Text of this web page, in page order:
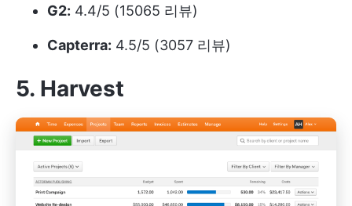
G2: 4.4/5 (15065 리뷰)
Capterra: 4.5/5 (3057 리뷰)
5. Harvest